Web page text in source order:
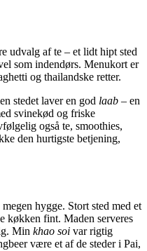
udvalg af te – et lidt hipt sted
som indendørs. Menukort er
og thailandske retter.
stedet laver en god laab – en
svinekød og friske
også te, smoothies,
den hurtigste betjening,
hygge. Stort sted med et
køkken fint. Maden serveres
Min khao soi var rigtig
være et af de steder i Pai,